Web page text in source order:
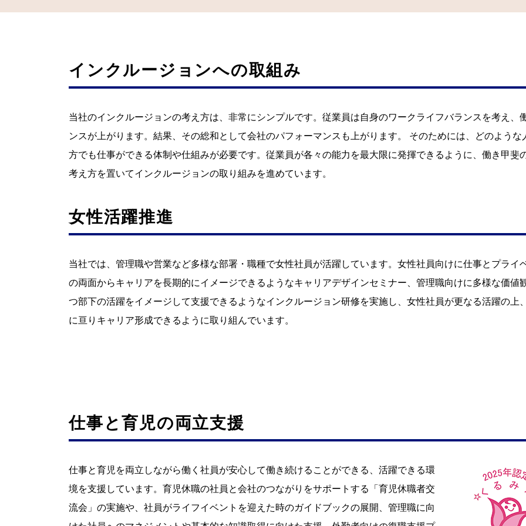
インクルージョンへの取組み
当社のインクルージョンの考え方は、非常にシンプルです。従業員は自身のワークライフバランスを考え
ンスが上がります。結果、その総和として会社のパフォーマンスも上がります。 そのためには、どのよう
方でも仕事ができる体制や仕組みが必要です。従業員が各々の能力を最大限に発揮できるように、働き甲
考え方を置いてインクルージョンの取り組みを進めています。
女性活躍推進
当社では、管理職や営業など多様な部署・職種で女性社員が活躍しています。女性社員向けに仕事とプライ
の両面からキャリアを長期的にイメージできるようなキャリアデザインセミナー、管理職向けに多様な価値
つ部下の活躍をイメージして支援できるようなインクルージョン研修を実施し、女性社員が更なる活躍の上
に亘りキャリア形成できるように取り組んでいます。
仕事と育児の両立支援
仕事と育児を両立しながら働く社員が安心して働き続けることができる、活躍できる環
境を支援しています。育児休職の社員と会社のつながりをサポートする「育児休職者交
流会」の実施や、社員がライフイベントを迎えた時のガイドブックの展開、管理職に向